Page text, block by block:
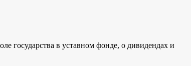
государства в уставном фонде, о дивидендах и